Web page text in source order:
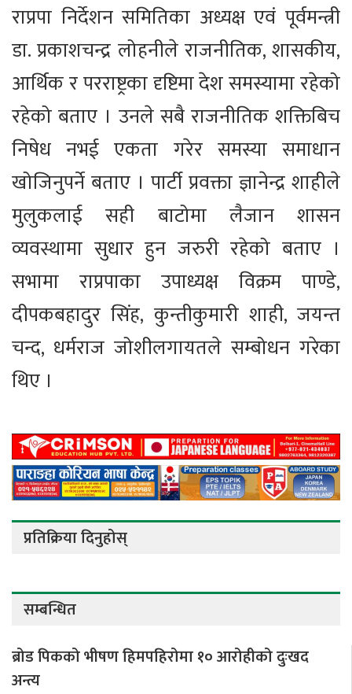
राप्रपा निर्देशन समितिका अध्यक्ष एवं पूर्वमन्त्री
डा. प्रकाशचन्द्र लोहनीले राजनीतिक, शासकीय,
आर्थिक र परराष्ट्रका दृष्टिमा देश समस्यामा रहेको
रहेको बताए । उनले सबै राजनीतिक शक्तिबिच
निषेध नभई एकता गरेर समस्या समाधान
खोजिनुपर्ने बताए । पार्टी प्रवक्ता ज्ञानेन्द्र शाहीले
मुलुकलाई सही बाटोमा लैजान शासन
व्यवस्थामा सुधार हुन जरुरी रहेको बताए ।
सभामा राप्रपाका उपाध्यक्ष विक्रम पाण्डे,
दीपकबहादुर सिंह, कुन्तीकुमारी शाही, जयन्त
चन्द, धर्मराज जोशीलगायतले सम्बोधन गरेका
थिए ।
प्रतिक्रिया दिनुहोस्
सम्बन्धित
ब्रोड पिकको भीषण हिमपहिरोमा १० आरोहीको दुःखद
अन्त्य